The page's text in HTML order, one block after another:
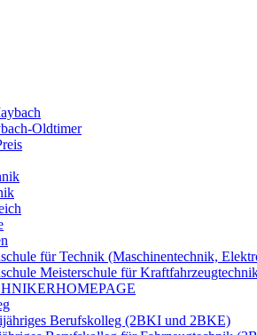
Oldtimer
für Technik (Maschinentechnik,
Meisterschule für
Berufskolleg (2BKI und 2BKE)